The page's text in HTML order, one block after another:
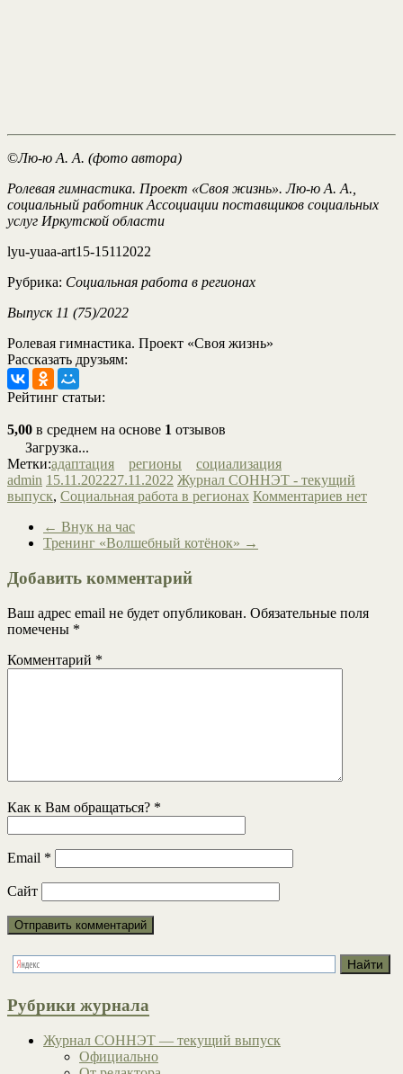
©Лю-ю А. А. (фото автора)
Ролевая гимнастика. Проект «Своя жизнь». Лю-ю А. А.,
социальный работник Ассоциации поставщиков социальных
услуг Иркутской области
lyu-yuaa-art15-15112022
Рубрика: Социальная работа в регионах
Выпуск 11 (75)/2022
Ролевая гимнастика. Проект «Своя жизнь»
Рассказать друзьям:
Рейтинг статьи:
5,00 в среднем на основе 1 отзывов
Загрузка...
Метки:адаптация регионы
социализация
admin 15.11.202227.11.2022 Журнал СОННЭТ - текущий
выпуск, Социальная работа в регионах Комментариев нет
← Внук на час
Тренинг «Волшебный котёнок» →
Добавить комментарий
Ваш адрес email не будет опубликован. Обязательные поля
помечены *
Комментарий *
Как к Вам обращаться? *
Email *
Сайт
Рубрики журнала
Журнал СОННЭТ — текущий выпуск
Официально